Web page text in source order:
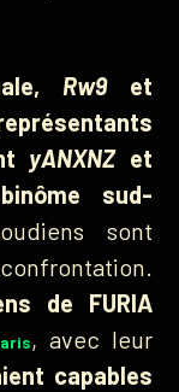
Rw9 et
yANXNZ et
sud-
sont
de FURIA
, avec leur
capables